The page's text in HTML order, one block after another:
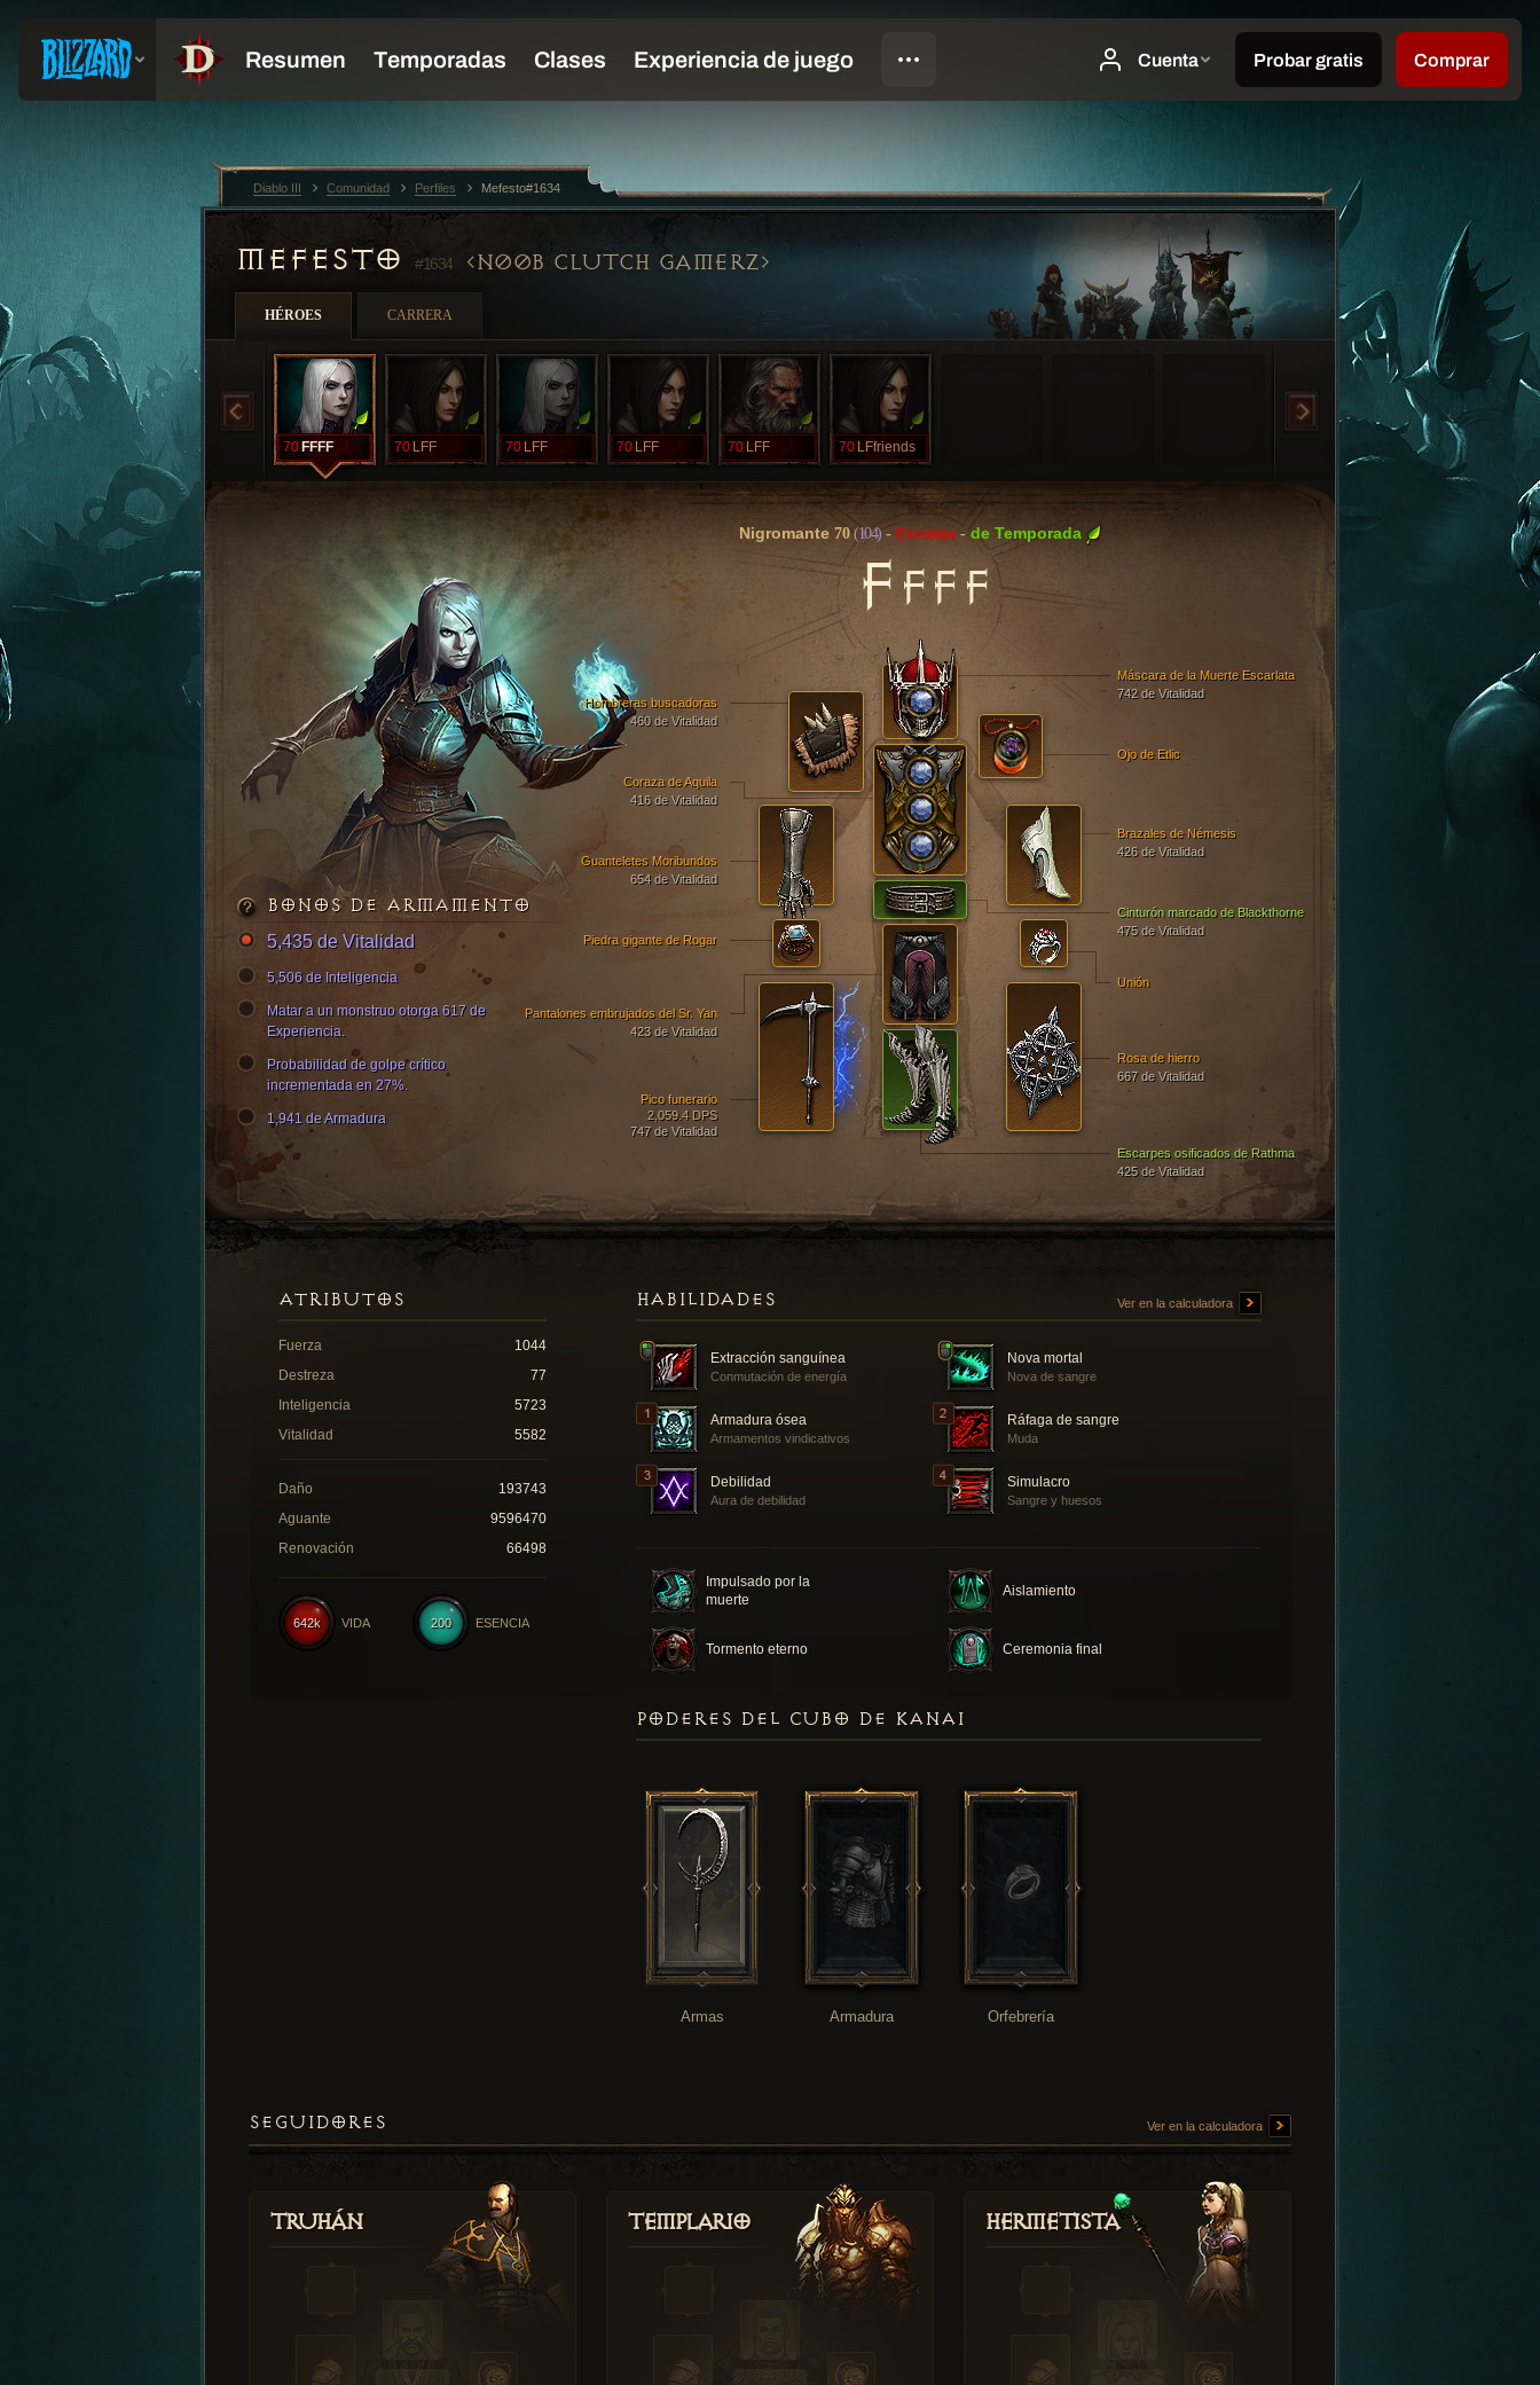
MEFESTO #1634 N00B CLUTCH GAMERZ
HÉROES CARRERA
70 FFFF 70 LFF 70 LFF 70 LFF 70 LFF 70 LFfriends
Nigromante 70 (104) - Extremo - de Temporada
FFFF
Máscara de la Muerte Escarlata
742 de Vitalidad
Coraza de Aquila
416 de Vitalidad
Escarpes osificados de Rathma
425 de Vitalidad
Guanteletes Moribundos
654 de Vitalidad
Hombreras buscadoras
460 de Vitalidad
Pantalones embrujados del Sr. Yan
423 de Vitalidad
Brazales de Némesis
426 de Vitalidad
Pico funerario
2,059.4 DPS
747 de Vitalidad
Rosa de hierro
667 de Vitalidad
Cinturón marcado de Blackthorne
475 de Vitalidad
Unión
Piedra gigante de Rogar
Ojo de Etlic
BONOS DE ARMAMENTO
5,435 de Vitalidad
5,506 de Inteligencia
Matar a un monstruo otorga 617 de
Experiencia.
Probabilidad de golpe crítico
incrementada en 27%.
1,941 de Armadura
HABILIDADES Ver en la calculadora
Extracción sanguínea
Conmutación de energía
Nova mortal
Nova de sangre
Armadura ósea
Armamentos vindicativos
Ráfaga de sangre
Muda
Debilidad
Aura de debilidad
Simulacro
Sangre y huesos
Impulsado por la
muerte
Aislamiento
Tormento eterno Ceremonia final
ATRIBUTOS
Fuerza
1044
Destreza
77
Inteligencia
5723
Vitalidad
5582
Daño
193743
Aguante
9596470
Renovación
66498
200 ESENCIA
642k VIDA
PODERES DEL CUBO DE KANAI
Armas Armadura Orfebrería
SEGUIDORES Ver en la calculadora
Truhán Templario Hermetista
Diablo III Comunidad Perfiles Mefesto#1634